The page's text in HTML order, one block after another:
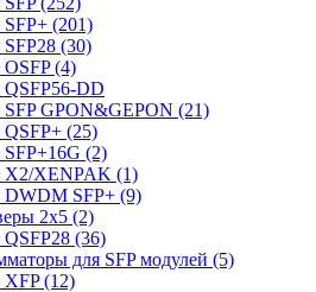
(201)
(30)
(4)
DD
GPON&GEPON (21)
(25)
(2)
X2/XENPAK (1)
SFP+ (9)
2x5 (2)
(36)
для SFP модулей (5)
XFP(12)